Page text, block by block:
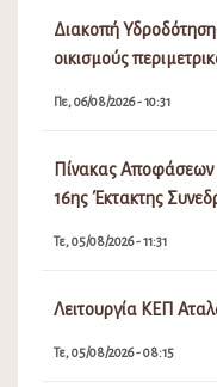
Διακοπή
οικισμούς
Πε, 06/08/2026 - 10:31
Πίνακας Αποφάσεων
16ης Έκτακτης
Τε, 05/08/2026 - 11:31
Λειτουργία ΚΕΠ
Τε, 05/08/2026 - 08:15